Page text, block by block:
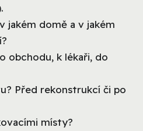
domě a v jakém
k lékaři, do
Před rekonstrukcí či po
místy?